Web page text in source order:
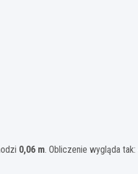
0,06 m. Obliczenie wygląda tak: